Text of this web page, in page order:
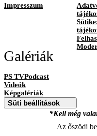
Impresszum
Galériák
PS TVPodcast
Videók
Képgalériák
Süti beállítások
*Kell még
Az őszödi